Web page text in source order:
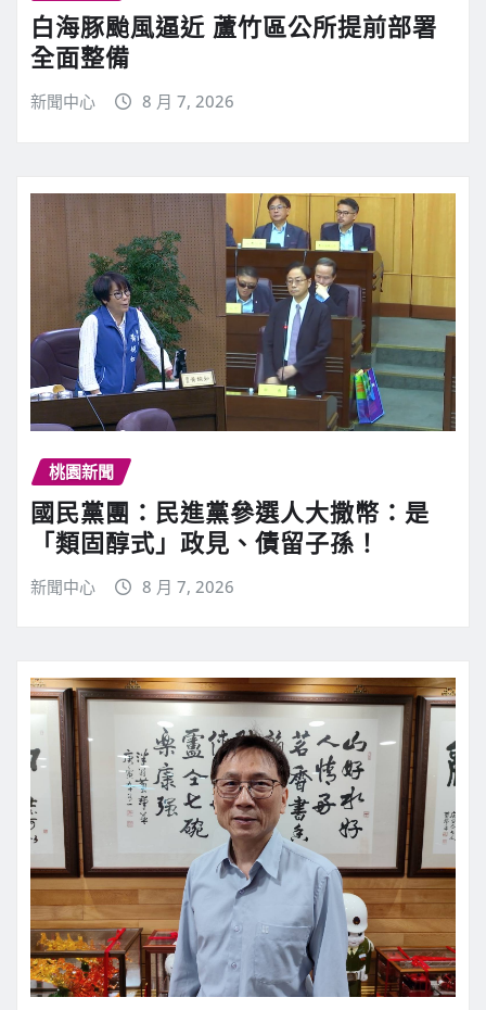
白海豚颱風逼近 蘆竹區公所提前部署
全面整備
新聞中心 8 月 7, 2026
桃園新聞
國民黨團：民進黨參選人大撒幣：是
「類固醇式」政見、債留子孫！
新聞中心 8 月 7, 2026